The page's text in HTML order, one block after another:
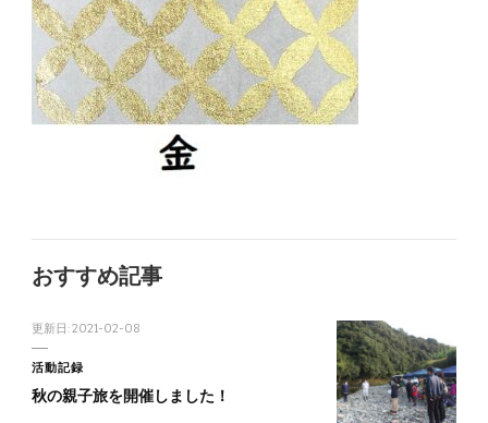
おすすめ記事
更新日:2021-02-08
活動記録
秋の親子旅を開催しました！